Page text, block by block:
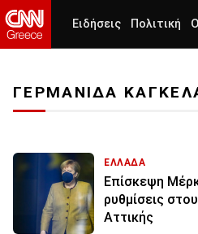
Ειδήσεις Πολιτική
ΓΕΡΜΑΝΙΔΑ
ΕΛΛΑΔΑ
Επίσκεψη
ρυθμίσεις
Αττικής